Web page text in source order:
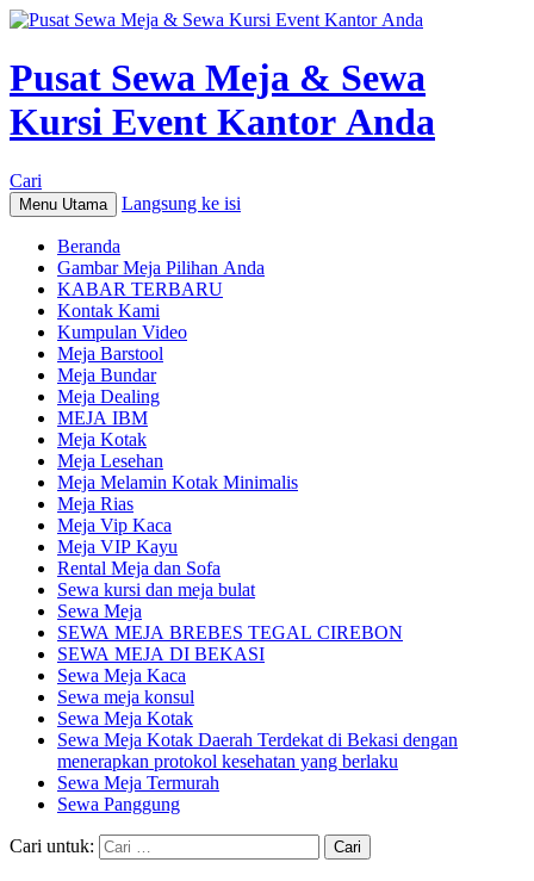
Pusat Sewa Meja & Sewa
Kursi Event Kantor Anda
Cari
Menu Utama Langsung ke isi
Beranda
Gambar Meja Pilihan Anda
KABAR TERBARU
Kontak Kami
Kumpulan Video
Meja Barstool
Meja Bundar
Meja Dealing
MEJA IBM
Meja Kotak
Meja Lesehan
Meja Melamin Kotak Minimalis
Meja Rias
Meja Vip Kaca
Meja VIP Kayu
Rental Meja dan Sofa
Sewa kursi dan meja bulat
Sewa Meja
SEWA MEJA BREBES TEGAL CIREBON
SEWA MEJA DI BEKASI
Sewa Meja Kaca
Sewa meja konsul
Sewa Meja Kotak
Sewa Meja Kotak Daerah Terdekat di Bekasi dengan
menerapkan protokol kesehatan yang berlaku
Sewa Meja Termurah
Sewa Panggung
Cari untuk: